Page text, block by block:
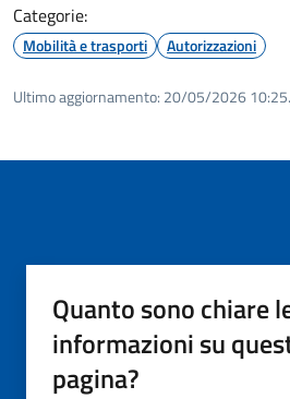
Categorie:
Mobilità e trasporti Autorizzazioni
Ultimo aggiornamento: 20/05/2026
Quanto sono chiare
informazioni su
pagina?